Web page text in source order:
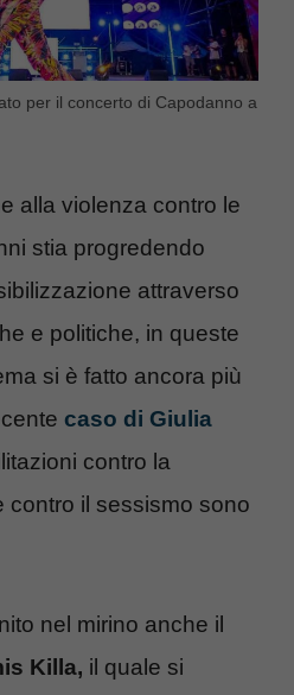
per il concerto di Capodanno a
alla violenza contro le
stia progredendo
attraverso
e politiche, in queste
si è fatto ancora più
caso di Giulia
contro la
contro il sessismo sono
nel mirino anche il
Killa, il quale si